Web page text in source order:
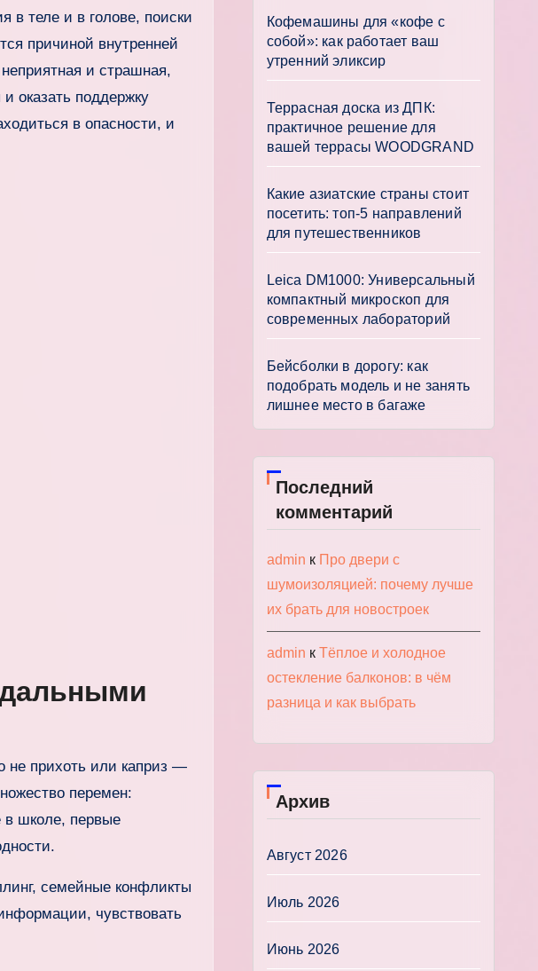
причиной внутренней
и страшная,
оказать поддержку
в опасности, и
не прихоть или каприз —
перемен:
в школе, первые
семейные конфликты
чувствовать
Кофемашины для «кофе с
собой»: как работает ваш
утренний эликсир
Террасная доска из ДПК:
практичное решение для
вашей террасы WOODGRAND
Какие азиатские страны стоит
посетить: топ-5 направлений
для путешественников
Leica DM1000: Универсальный
компактный микроскоп для
современных лабораторий
Бейсболки в дорогу: как
подобрать модель и не занять
лишнее место в багаже
Последний
комментарий
admin к Про двери с
шумоизоляцией: почему лучше
их брать для новостроек
admin к Тёплое и холодное
остекление балконов: в чём
разница и как выбрать
Архив
Август 2026
Июль 2026
Июнь 2026